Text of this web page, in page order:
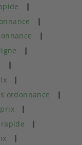
ordonnance